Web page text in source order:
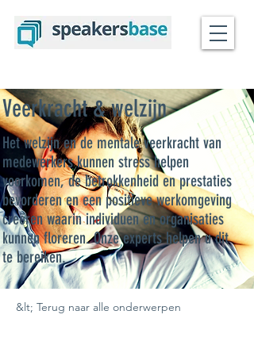
Veerkracht & welzijn
Het welzijn en de mentale veerkracht van
medewerkers kunnen stress helpen
voorkomen, de betrokkenheid en prestaties
bevorderen en een positieve werkomgeving
creëren waarin individuen en organisaties
kunnen floreren. Onze experts helpen u dit
te bereiken.
&lt; Terug naar alle onderwerpen